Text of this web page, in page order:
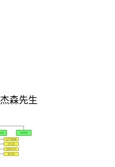
杰森先生